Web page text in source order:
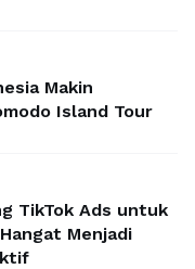
Makin
Island Tour
TikTok Ads untuk
Menjadi